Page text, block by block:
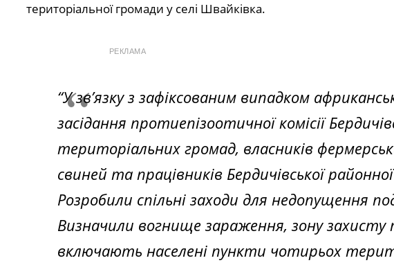
територіальної громади у селі Швайківка.
РЕКЛАМА
“У зв’язку з зафіксованим випадком
засідання протиепізоотичної комісії
територіальних громад, власників
свиней та працівників Бердичівської районної
Розробили спільні заходи для недопущення
Визначили вогнище зараження, зону захисту
включають населені пункти чотирьох